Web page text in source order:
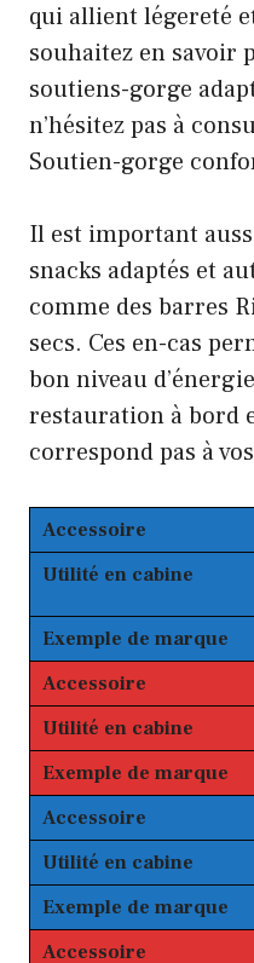
qui allient légereté
souhaitez en savoir
soutiens-gorge
n’hésitez pas à
Soutien-gorge
Il est important
snacks adaptés et
comme des barres
secs. Ces en-cas
bon niveau
restauration à bord
correspond pas à
Accessoire
Utilité en cabine
Exemple de marque
Accessoire
Utilité en cabine
Exemple de marque
Accessoire
Utilité en cabine
Exemple de marque
Accessoire